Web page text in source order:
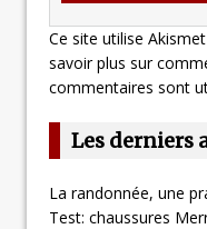
Ce site utilise
savoir plus sur
commentaires sont
Les derniers
La randonnée, une
Test: chaussures